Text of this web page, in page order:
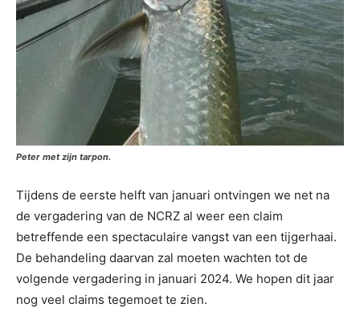
Peter met zijn tarpon.
Tijdens de eerste helft van januari ontvingen we net na
de vergadering van de NCRZ al weer een claim
betreffende een spectaculaire vangst van een tijgerhaai.
De behandeling daarvan zal moeten wachten tot de
volgende vergadering in januari 2024. We hopen dit jaar
nog veel claims tegemoet te zien.